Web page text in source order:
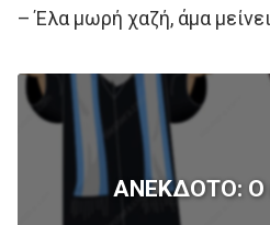
– Έλα μωρή χαζή, άμα
ΑΝΕΚΔΟΤΟ: O